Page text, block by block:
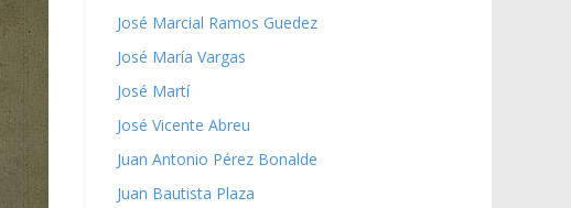
José Marcial Ramos Guedez
José María Vargas
José Martí
José Vicente Abreu
Juan Antonio Pérez Bonalde
Juan Bautista Plaza